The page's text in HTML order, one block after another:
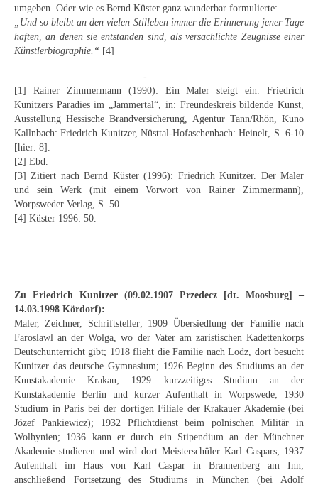
Buchempfehlungen
Richild Holt – Farbe und Linie
Visionär
Walter Becker (1893-1984) Malerei und Grafik
Suche
Über Uns
Über Uns
Impressum
Datenschutz
AGB
Widerruf
umgeben. Oder wie es Bernd Küster ganz wunderbar formulierte:
„Und so bleibt an den vielen Stilleben immer die Erinnerung jener Tage
haften, an denen sie entstanden sind, als versachlichte Zeugnisse einer
Künstlerbiographie.“ [4]
—————————————-
[1] Rainer Zimmermann (1990): Ein Maler steigt ein. Friedrich
Kunitzers Paradies im „Jammertal“, in: Freundeskreis bildende Kunst,
Ausstellung Hessische Brandversicherung, Agentur Tann/Rhön, Kuno
Kallnbach: Friedrich Kunitzer, Nüsttal-Hofaschenbach: Heinelt, S. 6-10
[hier: 8].
[2] Ebd.
[3] Zitiert nach Bernd Küster (1996): Friedrich Kunitzer. Der Maler
und sein Werk (mit einem Vorwort von Rainer Zimmermann),
Worpsweder Verlag, S. 50.
[4] Küster 1996: 50.
Zu Friedrich Kunitzer (09.02.1907 Przedecz [dt. Moosburg] –
14.03.1998 Kördorf):
Maler, Zeichner, Schriftsteller; 1909 Übersiedlung der Familie nach
Faroslawl an der Wolga, wo der Vater am zaristischen Kadettenkorps
Deutschunterricht gibt; 1918 flieht die Familie nach Lodz, dort besucht
Kunitzer das deutsche Gymnasium; 1926 Beginn des Studiums an der
Kunstakademie Krakau; 1929 kurzzeitiges Studium an der
Kunstakademie Berlin und kurzer Aufenthalt in Worpswede; 1930
Studium in Paris bei der dortigen Filiale der Krakauer Akademie (bei
Józef Pankiewicz); 1932 Pflichtdienst beim polnischen Militär in
Wolhynien; 1936 kann er durch ein Stipendium an der Münchner
Akademie studieren und wird dort Meisterschüler Karl Caspars; 1937
Aufenthalt im Haus von Karl Caspar in Brannenberg am Inn;
anschließend Fortsetzung des Studiums in München (bei Adolf